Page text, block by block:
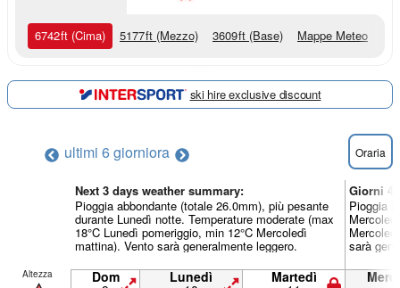
6742ft (Cima) 5177ft (Mezzo) 3609ft (Base) Mappe Meteo
ski hire exclusive discount
ultimi 6 giorniora Oraria
Next 3 days weather summary:
Pioggia abbondante (totale 26.0mm), più pesante
durante Lunedì notte. Temperature moderate (max
18°C Lunedì pomeriggio, min 12°C Mercoledì
mattina). Vento sarà generalmente leggero.
Giorni
Pioggia
sarà
Altezza Dom Lunedì Martedì